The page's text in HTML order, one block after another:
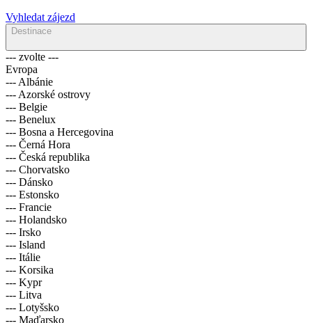
Vyhledat zájezd
Destinace
--- zvolte ---
Evropa
--- Albánie
--- Azorské ostrovy
--- Belgie
--- Benelux
--- Bosna a Hercegovina
--- Černá Hora
--- Česká republika
--- Chorvatsko
--- Dánsko
--- Estonsko
--- Francie
--- Holandsko
--- Irsko
--- Island
--- Itálie
--- Korsika
--- Kypr
--- Litva
--- Lotyšsko
--- Maďarsko